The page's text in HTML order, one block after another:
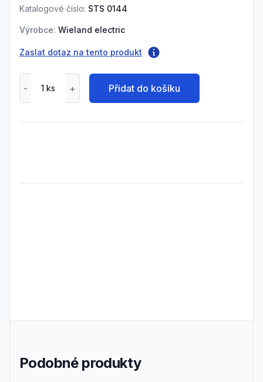
Katalogové číslo: STS 0144
Výrobce: Wieland electric
Zaslat dotaz na tento produkt
Přidat do košíku
Podobné produkty